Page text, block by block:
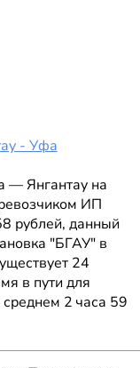
- Уфа
— Янгантау на
ИП
рублей, данный
"БГАУ" в
24
в пути для
среднем 2 часа 59